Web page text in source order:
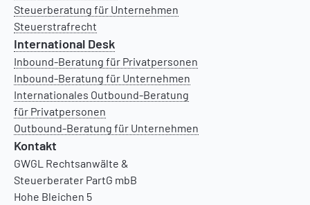
Steuerberatung für Unternehmen
Steuerstrafrecht
International Desk
Inbound-Beratung für Privatpersonen
Inbound-Beratung für Unternehmen
Internationales Outbound-Beratung
für Privatpersonen
Outbound-Beratung für Unternehmen
Kontakt
GWGL Rechtsanwälte &
Steuerberater PartG mbB
Hohe Bleichen 5